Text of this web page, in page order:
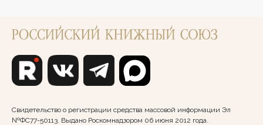
Свидетельство о регистрации средства массовой информации Эл
№ФС77-50113. Выдано Роскомнадзором 06 июня 2012 года.